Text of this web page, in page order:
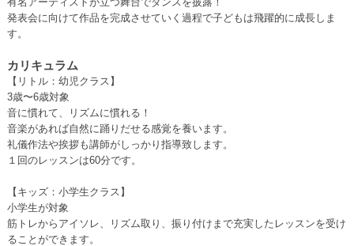
発表会に向けて作品を完成させていく過程で子どもは飛躍的に成長しま
す。
カリキュラム
【リトル：幼児クラス】
3歳〜6歳対象
音に慣れて、リズムに慣れる！
音楽があれば自然に踊りだせる感覚を養います。
礼儀作法や挨拶も講師がしっかり指導致します。
１回のレッスンは60分です。
【キッズ：小学生クラス】
小学生が対象
筋トレからアイソレ、リズム取り、振り付けまで充実したレッスンを受け
ることができます。